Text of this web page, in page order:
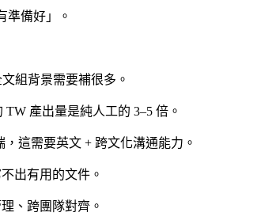
準備好」。
組背景需要補很多。
產出量是純人工的 3–5 倍。
這需要英文 + 跨文化溝通能力。
出有用的文件。
、跨團隊對齊。